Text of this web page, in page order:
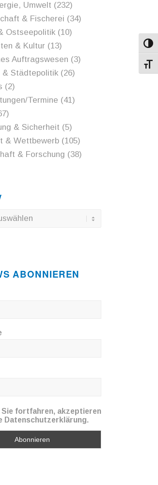
Umwelt (232)
& Fischerei (34)
Ostseepolitik(10)
& Kultur(13)
Auftragswesen (3)
& Städtepolitik(26)
(2)
Termine (41)
& Sicherheit (5)
& Wettbewerb(105)
& Forschung (38)
ABONNIEREN
Sie fortfahren, akzeptieren
Datenschutzerklärung.